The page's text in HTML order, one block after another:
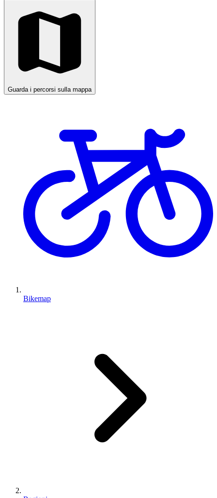
Guarda i percorsi sulla mappa
Bikemap